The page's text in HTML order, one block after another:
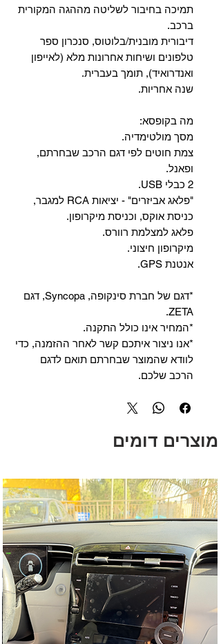
‏תמיכה בחיבור לשליטה מההגה המקורית
ברכב.
‏דיבורית מובנית/בלוטוס, ‏סנכרון ספר
טלפונים ושיחות אחרונות מלא (לאייפון
ואנדרואיד), תומך בעברית.
שנה אחריות.
מה בקופסא:
מסך מולטימדיה.
צמת חוטים לפי דגם הרכב שבחרתם,
ופאנל.
2 כבלי USB.
"פלאג אביזרים" - יציאות RCA למגבר,
כניסת אוקס, וכניסת מיקרופון.
פלאג למצלמת רוורס.
מיקרופון חיצוני.
אנטנת GPS.
*דגם של חברת סינקופה, Syncopa, דגם
ZETA.
*המחיר אינו כולל התקנה.
*אנו ניצור איתכם קשר לאחר ההזמנה, כדי
לוודא שהמוצר שבחרתם תואם לדגם
הרכב שלכם.
מוצרים דומים